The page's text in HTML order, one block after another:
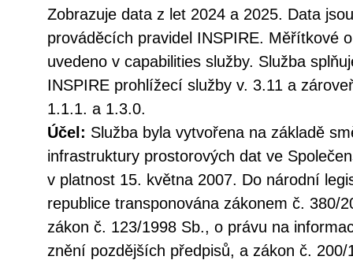
Zobrazuje data z let 2024 a 2025. Data
prováděcích pravidel INSPIRE. Měřítkové
uvedeno v capabilities služby. Služba
INSPIRE prohlížecí služby v. 3.11 a
1.1.1. a 1.3.0.
Účel: Služba byla vytvořena na základě
infrastruktury prostorových dat ve
v platnost 15. května 2007. Do národní
republice transponována zákonem č. 380/
zákon č. 123/1998 Sb., o právu na
znění pozdějších předpisů, a zákon č.